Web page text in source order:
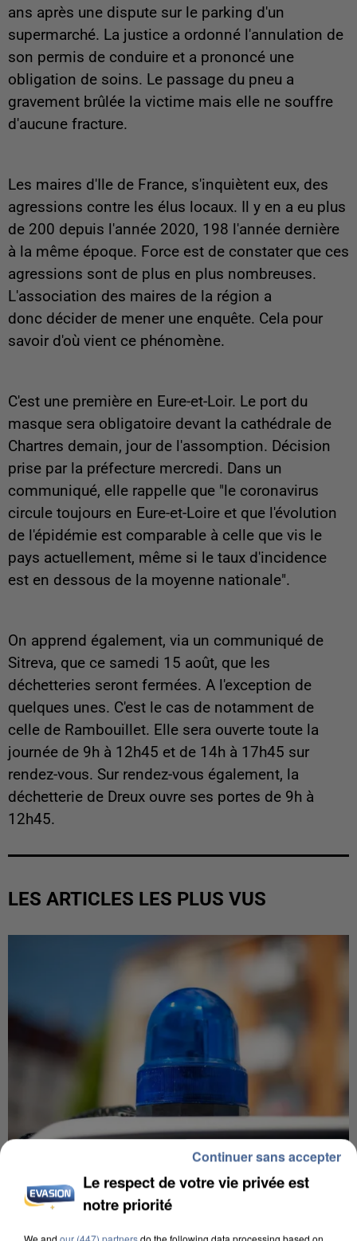
ans après une dispute sur le parking d'un
supermarché. La justice a ordonné l'annulation de
son permis de conduire et a prononcé une
obligation de soins. Le passage du pneu a
gravement brûlée la victime mais elle ne souffre
d'aucune fracture.
Les maires d'Ile de France, s'inquiètent eux, des
agressions contre les élus locaux. Il y en a eu plus
de 200 depuis l'année 2020, 198 l'année dernière
à la même époque. Force est de constater que ces
agressions sont de plus en plus nombreuses.
L'association des maires de la région a
donc décider de mener une enquête. Cela pour
savoir d'où vient ce phénomène.
C'est une première en Eure-et-Loir. Le port du
masque sera obligatoire devant la cathédrale de
Chartres demain, jour de l'assomption. Décision
prise par la préfecture mercredi. Dans un
communiqué, elle rappelle que "le coronavirus
circule toujours en Eure-et-Loire et que l'évolution
de l'épidémie est comparable à celle que vis le
pays actuellement, même si le taux d'incidence
est en dessous de la moyenne nationale".
On apprend également, via un communiqué de
Sitreva, que ce samedi 15 août, que les
déchetteries seront fermées. A l'exception de
quelques unes. C'est le cas de notamment de
celle de Rambouillet. Elle sera ouverte toute la
journée de 9h à 12h45 et de 14h à 17h45 sur
rendez-vous. Sur rendez-vous également, la
déchetterie de Dreux ouvre ses portes de 9h à
12h45.
LES ARTICLES LES PLUS VUS
IL TUE SON FILS ET ENVOIE DES PHOTOS À SON
Le respect de votre vie privée est
notre priorité
We and our (447) partnersdo the following data processing based on
Continuer sans accepter